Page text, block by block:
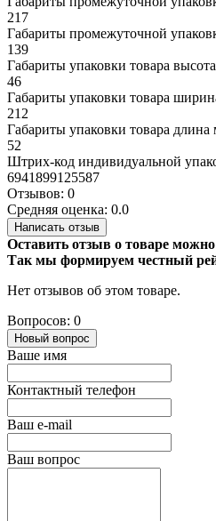
217
Габариты промежуточной
139
Габариты упаковки товара
46
Габариты упаковки товара
212
Габариты упаковки товара длина
52
Штрих-код индивидуальной
6941899125587
Отзывов: 0
Средняя оценка: 0.0
Написать отзыв
Оставить отзыв о товаре
Так мы формируем честный
Нет отзывов об этом товаре.
Вопросов: 0
Новый вопрос
Ваше имя
Контактный телефон
Ваш e-mail
Ваш вопрос